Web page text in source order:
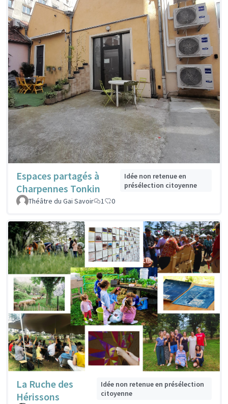
Espaces partagés à
Charpennes Tonkin
Idée non retenue en
présélection citoyenne
Théâtre du Gai Savoir
1 0
La Ruche des
Hérissons
Idée non retenue en présélection
citoyenne